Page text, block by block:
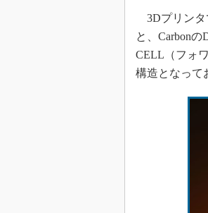
3Dプリンタ
と、Carbon
CELL（フォ
構造となって